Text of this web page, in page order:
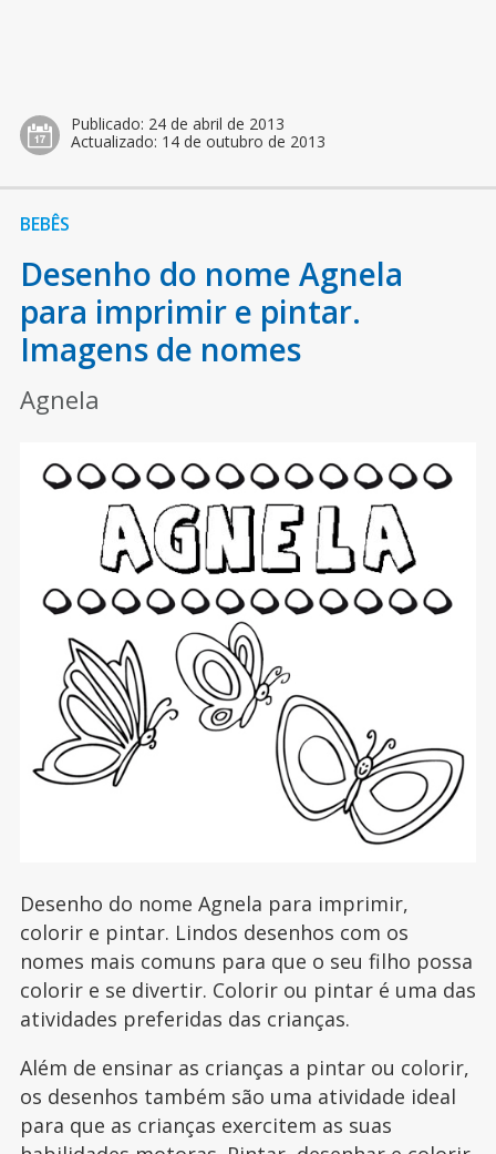
Publicado: 24 de abril de 2013
Actualizado: 14 de outubro de 2013
BEBÊS
Desenho do nome Agnela
para imprimir e pintar.
Imagens de nomes
Agnela
Desenho do nome Agnela para imprimir,
colorir e pintar. Lindos desenhos com os
nomes mais comuns para que o seu filho possa
colorir e se divertir. Colorir ou pintar é uma das
atividades preferidas das crianças.
Além de ensinar as crianças a pintar ou colorir,
os desenhos também são uma atividade ideal
para que as crianças exercitem as suas